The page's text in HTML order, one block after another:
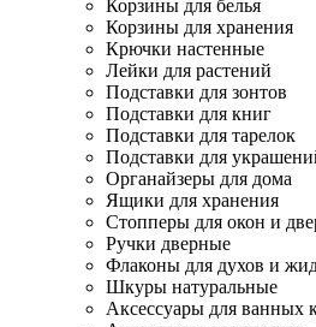
Корзины для белья
Корзины для хранения
Крючки настенные
Лейки для растений
Подставки для зонтов
Подставки для книг
Подставки для тарелок
Подставки для
Органайзеры для дома
Ящики для хранения
Стопперы для окон и
Ручки дверные
Флаконы для духов и
Шкуры натуральные
Аксессуары для ванных